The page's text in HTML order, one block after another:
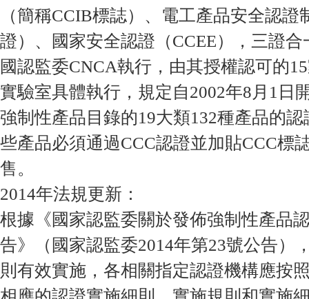
（簡稱CCIB標誌）、電工產品安全認證
證）、國家安全認證（CCEE），三證
國認監委CNCA執行，由其授權認可的
實驗室具體執行，規定自2002年8月1日
強制性產品目錄的19大類132種產品的
些產品必須通過CCC認證並加貼CCC標
售。
2014年法規更新：
根據《國家認監委關於發佈強制性產品
告》（國家認監委2014年第23號公告）
則有效實施，各相關指定認證機構應按